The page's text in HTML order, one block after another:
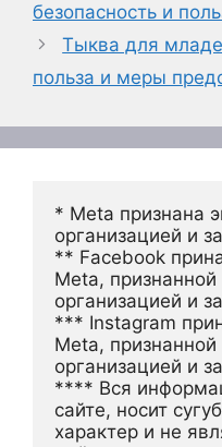
безопасность и
Тыква для
польза и меры
* Meta признана
организацией и
** Facebook
Meta, признанной
организацией и
*** Instagram
Meta, признанной
организацией и
**** Вся
сайте, носит
характер и не